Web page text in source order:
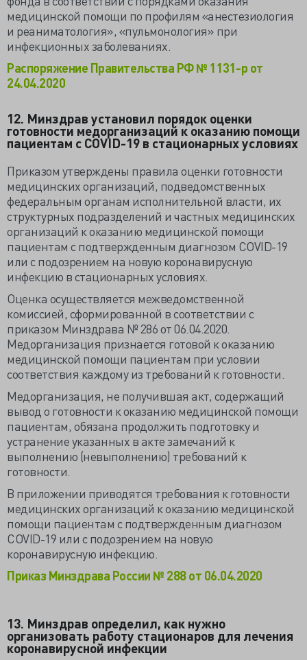
медицинской помощи по профилям «анестезиология
и реаниматология», «пульмонология» при
инфекционных заболеваниях.
Распоряжение Правительства РФ № 1131-р от
24.04.2020
12. Минздрав установил порядок оценки
готовности медорганизаций к оказанию помощи
пациентам с COVID-19 в стационарных условиях
Приказом утверждены правила оценки готовности
медицинских организаций, подведомственных
федеральным органам исполнительной власти, их
структурных подразделений и частных медицинских
организаций к оказанию медицинской помощи
пациентам с подтвержденным диагнозом COVID-19
или с подозрением на новую коронавирусную
инфекцию в стационарных условиях.
Оценка осуществляется межведомственной
комиссией, сформированной в соответствии с
приказом Минздрава № 286 от 06.04.2020.
Медорганизация признается готовой к оказанию
медицинской помощи пациентам при условии
соответствия каждому из требований к готовности.
Медорганизация, не получившая акт, содержащий
вывод о готовности к оказанию медицинской помощи
пациентам, обязана продолжить подготовку и
устранение указанных в акте замечаний к
выполнению (невыполнению) требований к
готовности.
В приложении приводятся требования к готовности
медицинских организаций к оказанию медицинской
помощи пациентам с подтвержденным диагнозом
COVID-19 или с подозрением на новую
коронавирусную инфекцию.
Приказ Минздрава России № 288 от 06.04.2020
13. Минздрав определил, как нужно
организовать работу стационаров для лечения
коронавирусной инфекции